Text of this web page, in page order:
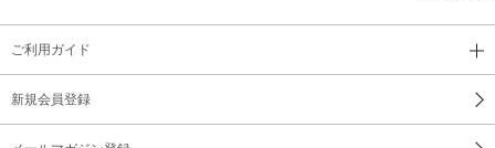
ご利用ガイド
新規会員登録